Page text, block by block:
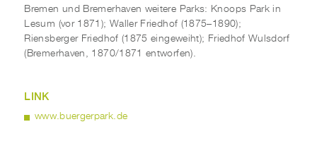
Bremen und Bremerhaven weitere Parks: Knoops Park in
Lesum (vor 1871); Waller Friedhof (1875–1890);
Riensberger Friedhof (1875 eingeweiht); Friedhof Wulsdorf
(Bremerhaven, 1870/1871 entworfen).
LINK
www.buergerpark.de